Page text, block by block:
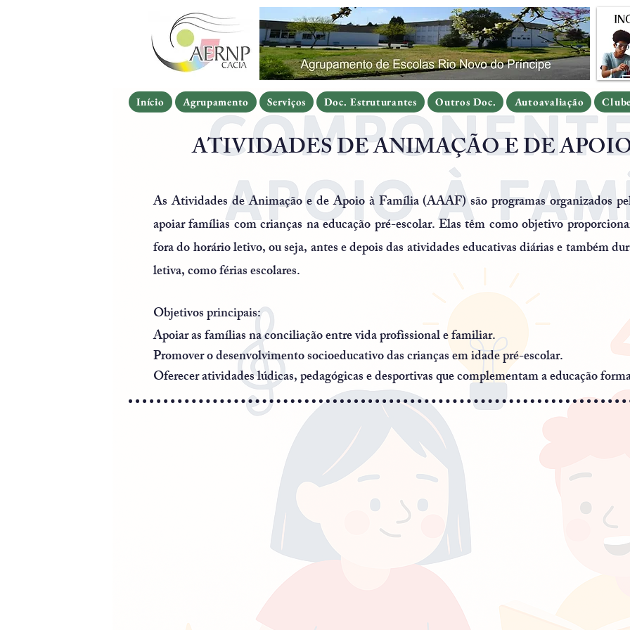
ATIVIDADES DE ANIMAÇÃO E DE
​As Atividades de Animação e de Apoio à Família (AAAF) são programas organizados
apoiar famílias com crianças na educação pré-escolar. Elas têm como objetivo
fora do horário letivo, ou seja, antes e depois das atividades educativas diárias e também
letiva, como férias escolares.
Objetivos principais:
Apoiar as famílias na conciliação entre vida profissional e familiar.
Promover o desenvolvimento socioeducativo das crianças em idade pré-escolar.
Oferecer atividades lúdicas, pedagógicas e desportivas que complementam a educação
Agrupamento Serviços Doc. Estruturantes Outros Doc. Autoavaliação
Início Agrupamento Serviços Doc. Estruturantes Outros Doc. Autoavaliação
Início Agrupamento Serviços Doc. Estruturantes Outros Doc. Autoavaliação